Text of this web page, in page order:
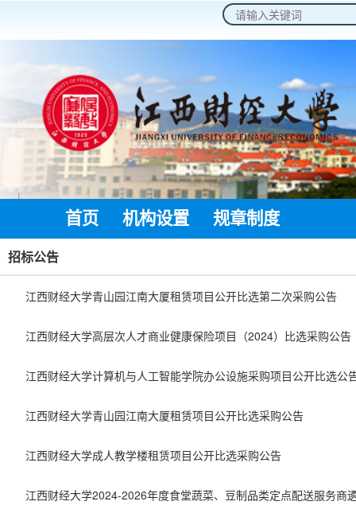
2026年8月8日 星期六
首页 机构设置 规章制度
招标公告
江西财经大学青山园江南大厦租赁项目公开比选第二次采购公告
江西财经大学高层次人才商业健康保险项目（2024）比选采购公告
江西财经大学计算机与人工智能学院办公设施采购项目公开比选公
江西财经大学青山园江南大厦租赁项目公开比选采购公告
江西财经大学成人教学楼租赁项目公开比选采购公告